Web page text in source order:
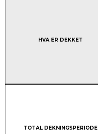
Column 1:
HVA ER DEKKET
Column 1:
TOTAL DEKNINGSPERIODE